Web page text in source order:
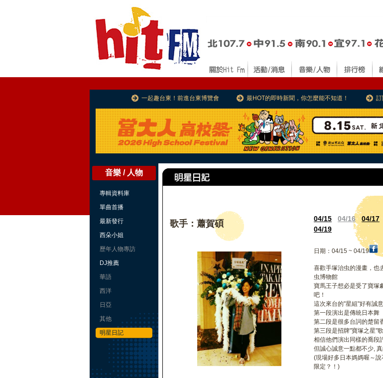
一起趣台東！前進台東博覽會 最HOT的即時新聞，你怎麼能不知道！
音樂 / 人物
專輯資料庫
單曲首播
最新發行
西朵小姐
歷年人物專訪
DJ推薦
華語
西洋
日亞
其他
明星日記
歌手：蕭賀碩 04/15 04/16 04/17
04/19
日期：04/15 ~ 04/19
喜歡手塚治虫的漫畫，也
虫博物館
寶馬王子想必是受了寶塚
吧！
這次來台的"星組"好有誠意
第一段演出是傳統日本舞
第二段是很多台詞的楚留
第三段是招牌"寶塚之星"
相信他們演出同樣的喬段
但誠心誠意一點都不少,
(現場好多日本媽媽喔～
限定？！)